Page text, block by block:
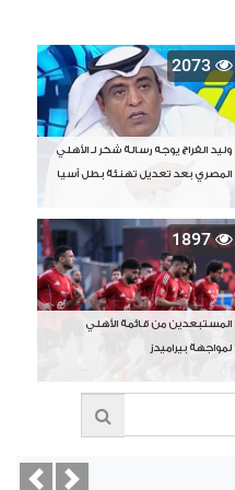
2073
وليد الفراج يوجه رسالة شكر لـ الأهلي
المصري بعد تعديل تهنئة بطل آسيا
1897
المستبعدين من قائمة الأهلي
لمواجهة بيراميدز